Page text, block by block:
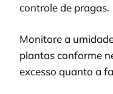
controle de pragas.
Monitore a
plantas conforme
excesso quanto a